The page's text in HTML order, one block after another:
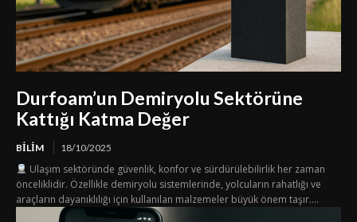
Durfoam’un Demiryolu Sektörüne
Kattığı Katma Değer
BILIM 18/10/2025
Ulaşım sektöründe güvenlik, konfor ve sürdürülebilirlik her zaman
önceliklidir. Özellikle demiryolu sistemlerinde, yolcuların rahatlığı ve
araçların dayanıklılığı için kullanılan malzemeler büyük önem taşır....